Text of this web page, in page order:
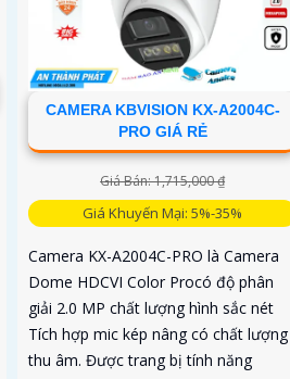
CAMERA KBVISION KX-A2004C-
PRO GIÁ RẺ
Giá Bán: 1,715,000 ₫
Giá Khuyến Mại: 5%-35%
Camera KX-A2004C-PRO là Camera
Dome HDCVI Color Procó độ phân
giải 2.0 MP chất lượng hình sắc nét
Tích hợp mic kép nâng có chất lượng
thu âm. Được trang bị tính năng